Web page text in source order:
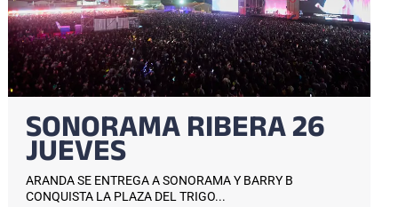
SONORAMA RIBERA 26
JUEVES
ARANDA SE ENTREGA A SONORAMA Y BARRY B
CONQUISTA LA PLAZA DEL TRIGO...